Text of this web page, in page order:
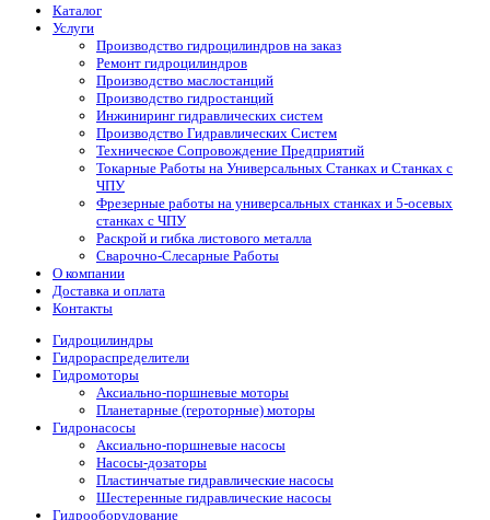
Каталог
Услуги
Производство гидроцилиндров на заказ
Ремонт гидроцилиндров
Производство маслостанций
Производство гидростанций
Инжиниринг гидравлических систем
Производство Гидравлических Систем
Техническое Сопровождение Предприятий
Токарные Работы на Универсальных Станках и Станках с
ЧПУ
Фрезерные работы на универсальных станках и 5-осевых
станках с ЧПУ
Раскрой и гибка листового металла
Сварочно-Слесарные Работы
О компании
Доставка и оплата
Контакты
Гидроцилиндры
Гидрораспределители
Гидромоторы
Аксиально-поршневые моторы
Планетарные (героторные) моторы
Гидронасосы
Аксиально-поршневые насосы
Насосы-дозаторы
Пластинчатые гидравлические насосы
Шестеренные гидравлические насосы
Гидрооборудование